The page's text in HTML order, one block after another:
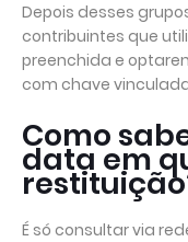
Depois desses
contribuintes que
preenchida e
com chave vinculada
Como
data em
É só consultar via